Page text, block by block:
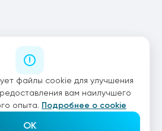
ДАННЫХ
файлы cookie для улучшения
вам наилучшего
опыта. Подробнее о cookie
OK